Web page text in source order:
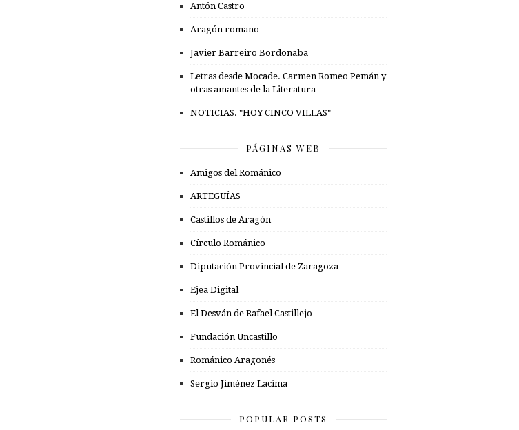
Antón Castro
Aragón romano
Javier Barreiro Bordonaba
Letras desde Mocade. Carmen Romeo Pemán y
otras amantes de la Literatura
NOTICIAS. "HOY CINCO VILLAS"
PÁGINAS WEB
Amigos del Románico
ARTEGUÍAS
Castillos de Aragón
Círculo Románico
Diputación Provincial de Zaragoza
Ejea Digital
El Desván de Rafael Castillejo
Fundación Uncastillo
Románico Aragonés
Sergio Jiménez Lacima
POPULAR POSTS